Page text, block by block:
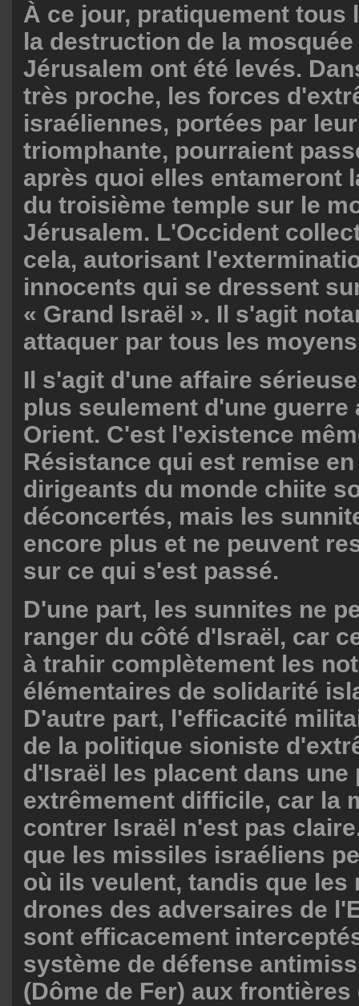
À ce jour, pratiquement tous
la destruction de la
Jérusalem ont été levés.
très proche, les forces
israéliennes, portées par
triomphante, pourraient
après quoi elles entameront
du troisième temple sur le
Jérusalem. L'Occident
cela, autorisant
innocents qui se dressent
« Grand Israël ». Il s'agit
attaquer par tous les
Il s'agit d'une affaire
plus seulement d'une guerre
Orient. C'est l'existence
Résistance qui est remise
dirigeants du monde chiite
déconcertés, mais les
encore plus et ne peuvent
sur ce qui s'est passé.
D'une part, les sunnites ne
ranger du côté d'Israël, car
à trahir complètement les
élémentaires de solidarité
D'autre part, l'efficacité
de la politique sioniste
d'Israël les placent dans une
extrêmement difficile, car la
contrer Israël n'est pas
que les missiles israéliens
où ils veulent, tandis que les
drones des adversaires de
sont efficacement
système de défense
(Dôme de Fer) aux frontières